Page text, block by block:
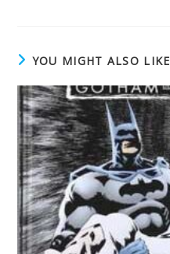
YOU MIGHT ALSO LIKE